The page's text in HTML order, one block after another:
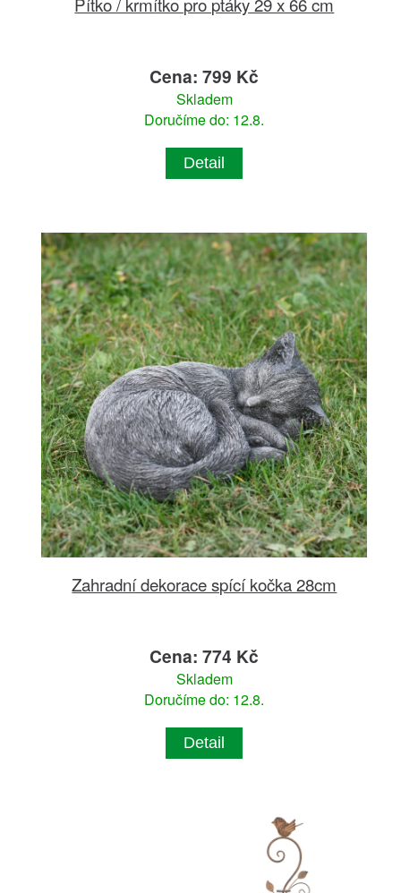
Cena: 799 Kč
Skladem
Doručíme do: 12.8.
Detail
Zahradní dekorace spící kočka 28cm
Cena: 774 Kč
Skladem
Doručíme do: 12.8.
Detail